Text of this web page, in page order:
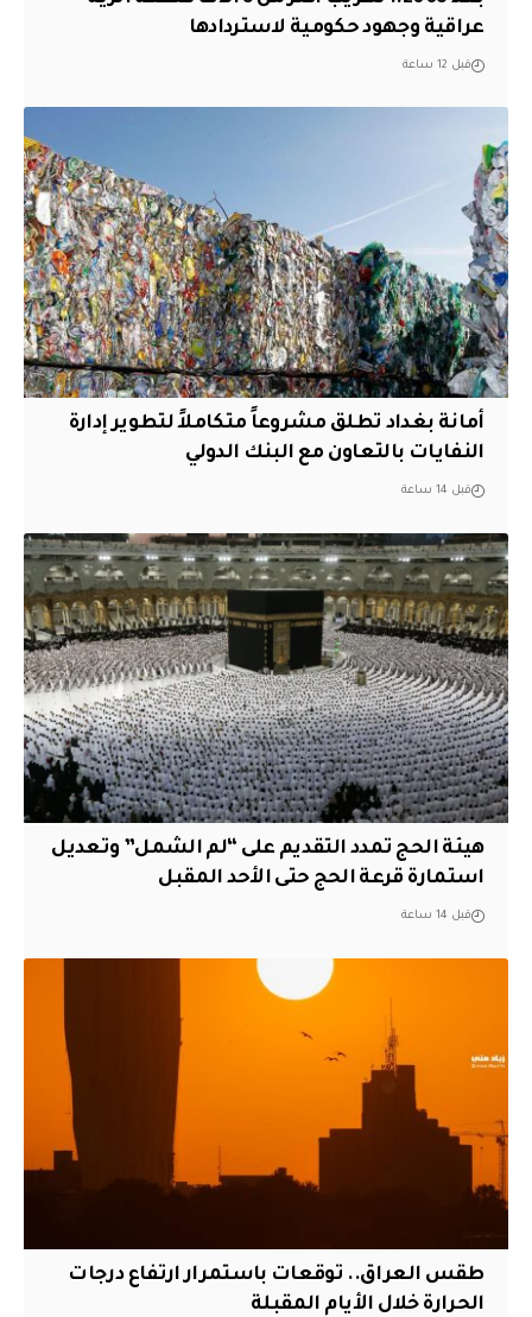
عراقية وجهود حكومية لاستردادها
قبل 12 ساعة
أمانة بغداد تطلق مشروعاً متكاملاً لتطوير إدارة
النفايات بالتعاون مع البنك الدولي
قبل 14 ساعة
هيئة الحج تمدد التقديم على “لم الشمل” وتعديل
استمارة قرعة الحج حتى الأحد المقبل
قبل 14 ساعة
طقس العراق.. توقعات باستمرار ارتفاع درجات
الحرارة خلال الأيام المقبلة